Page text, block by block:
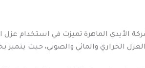
الأيدي الماهرة تميزت في استخدام
الحراري والمائي والصوتي، حيث يتميز